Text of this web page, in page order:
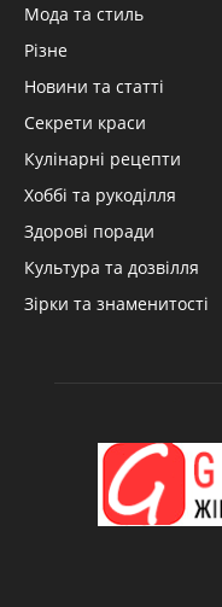
Мода та стиль
Різне
Новини та статті
Секрети краси
Кулінарні рецепти
Хоббі та рукоділля
Здорові поради
Культура та дозвілля
Зірки та знаменитості